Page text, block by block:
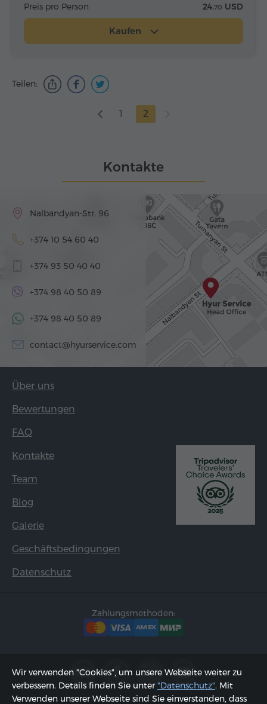
Preis pro Person 24.70 USD
Kaufen
Teilen:
1 2
Kontakte
Nalbandyan-Str. 96
+374 10 54 60 40
+374 93 50 40 40
+374 98 40 50 89
+374 98 40 50 89
contact@hyurservice.com
Über uns
Bewertungen
FAQ
Kontakte
Team
Blog
Galerie
Geschäftsbedingungen
Datenschutz
Zahlungsmethoden:
Wir verwenden "Cookies", um unsere Webseite weiter zu
verbessern. Details finden Sie unter"Datenschutz". Mit
Verwenden unserer Webseite sind Sie einverstanden, dass